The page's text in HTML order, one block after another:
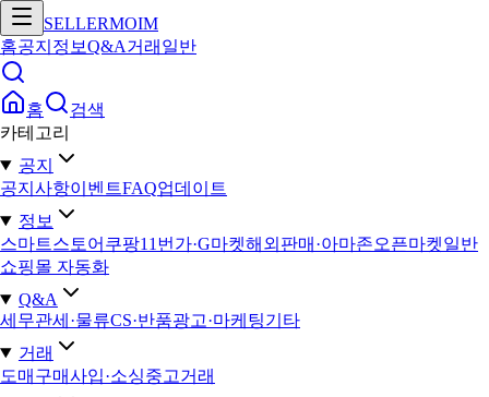
SELLERMOIM
홈공지 정보Q&A거래 일반
홈
검색
카테고리
공지
공지사항이벤트FAQ업데이트
정보
스마트스토어 쿠팡11번가·G마켓해외판매·아마존오픈마켓일반
쇼핑몰 자동화
Q&A
세무관세·물류CS·반품광고·마케팅기타
거래
도매구매사입·소싱중고거래